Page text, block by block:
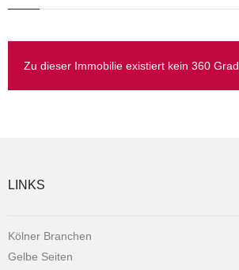
Zu dieser Immobilie existiert kein 360
LINKS
Kölner Branchen
Gelbe Seiten